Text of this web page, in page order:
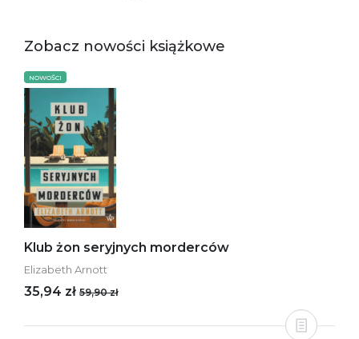
Zobacz nowości książkowe
NOWOŚCI
Klub żon seryjnych morderców
Elizabeth Arnott
35,94 zł 59,90 zł